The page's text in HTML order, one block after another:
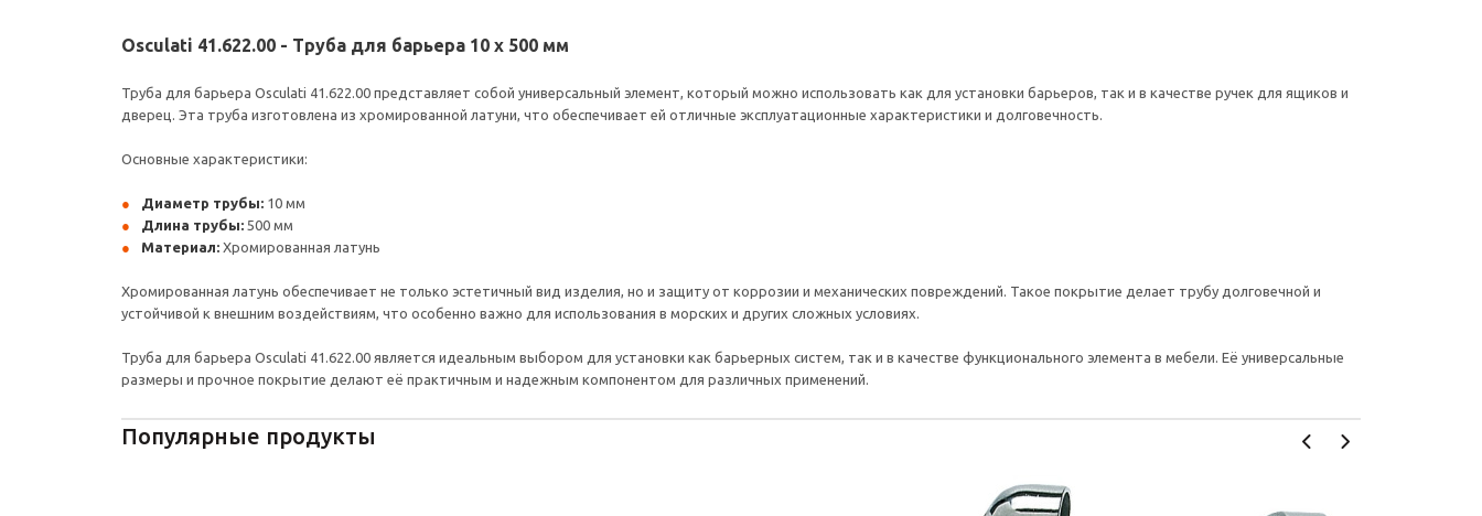
Osculati 41.622.00 - Труба для барьера 10 x 500 мм
Труба для барьера Osculati 41.622.00 представляет собой универсальный элемент, который можно использовать как для установки барьеров, так и в качестве ручек для ящиков и
дверец. Эта труба изготовлена из хромированной латуни, что обеспечивает ей отличные эксплуатационные характеристики и долговечность.
Основные характеристики:
Диаметр трубы: 10 мм
Длина трубы: 500 мм
Материал: Хромированная латунь
Хромированная латунь обеспечивает не только эстетичный вид изделия, но и защиту от коррозии и механических повреждений. Такое покрытие делает трубу долговечной и
устойчивой к внешним воздействиям, что особенно важно для использования в морских и других сложных условиях.
Труба для барьера Osculati 41.622.00 является идеальным выбором для установки как барьерных систем, так и в качестве функционального элемента в мебели. Её универсальные
размеры и прочное покрытие делают её практичным и надежным компонентом для различных применений.
Популярные продукты